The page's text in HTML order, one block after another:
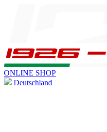
ONLINE SHOP
Deutschland